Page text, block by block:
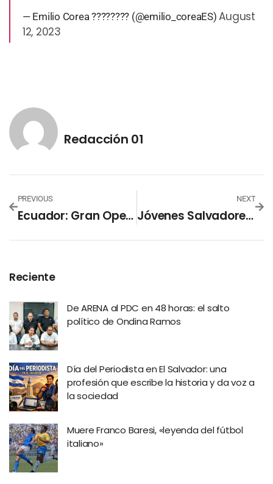
— Emilio Corea ???????? (@emilio_coreaES)August
12, 2023
Redacción 01
PREVIOUS
Ecuador: Gran Operativo Para Trasladar A Líder Pandillero
NEXT
Jóvenes Salvadoreñas Destacan En La Olimpiada Panamericana Femenil De Matemáticas
Reciente
De ARENA al PDC en 48 horas: el salto
político de Ondina Ramos
Día del Periodista en El Salvador: una
profesión que escribe la historia y da voz a
la sociedad
Muere Franco Baresi, «leyenda del fútbol
italiano»